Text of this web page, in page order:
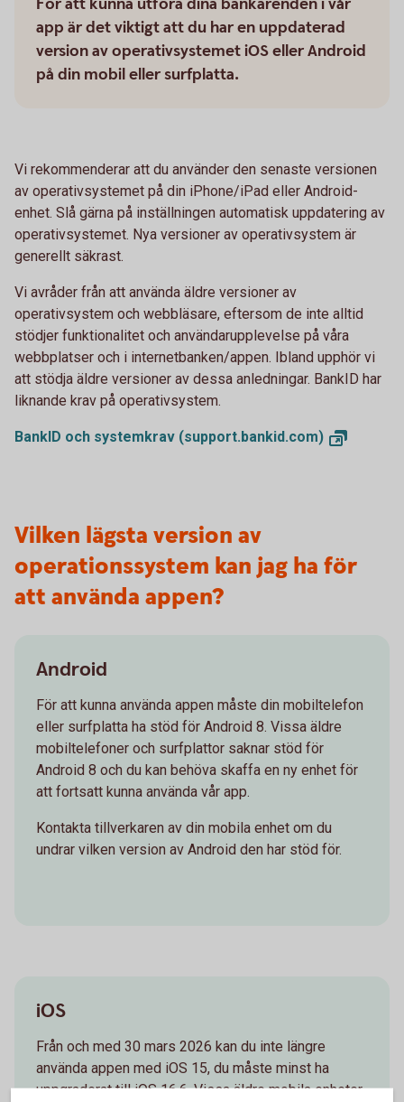
app är det viktigt att du har en uppdaterad
version av operativsystemet iOS eller Android
på din mobil eller surfplatta.
Vi rekommenderar att du använder den senaste versionen
av operativsystemet på din iPhone/iPad eller Android-
enhet. Slå gärna på inställningen automatisk uppdatering av
operativsystemet. Nya versioner av operativsystem är
generellt säkrast.
Vi avråder från att använda äldre versioner av
operativsystem och webbläsare, eftersom de inte alltid
stödjer funktionalitet och användarupplevelse på våra
webbplatser och i internetbanken/appen. Ibland upphör vi
att stödja äldre versioner av dessa anledningar. BankID har
liknande krav på operativsystem.
BankID och systemkrav (support.bankid.com)
Vilken lägsta version av
operationssystem kan jag ha för
att använda appen?
Android
För att kunna använda appen måste din mobiltelefon
eller surfplatta ha stöd för Android 8. Vissa äldre
mobiltelefoner och surfplattor saknar stöd för
Android 8 och du kan behöva skaffa en ny enhet för
att fortsatt kunna använda vår app.
Kontakta tillverkaren av din mobila enhet om du
undrar vilken version av Android den har stöd för.
iOS
Från och med 30 mars 2026 kan du inte längre
använda appen med iOS 15, du måste minst ha
uppgraderat till iOS 16.6. Vissa äldre mobila enheter